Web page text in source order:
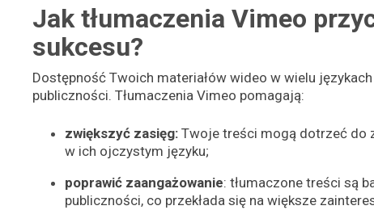
Jak tłumaczenia Vimeo
sukcesu?
Dostępność Twoich materiałów wideo w wielu
publiczności. Tłumaczenia Vimeo pomagają:
zwiększyć zasięg: Twoje treści mogą dotrzeć do
w ich ojczystym języku;
poprawić zaangażowanie: tłumaczone treści są
publiczności, co przekłada się na większe